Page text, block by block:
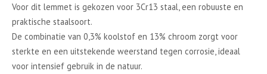
Voor dit lemmet is gekozen voor 3Cr13 staal, een robuuste en
praktische staalsoort.
De combinatie van 0,3% koolstof en 13% chroom zorgt voor
sterkte en een uitstekende weerstand tegen corrosie, ideaal
voor intensief gebruik in de natuur.